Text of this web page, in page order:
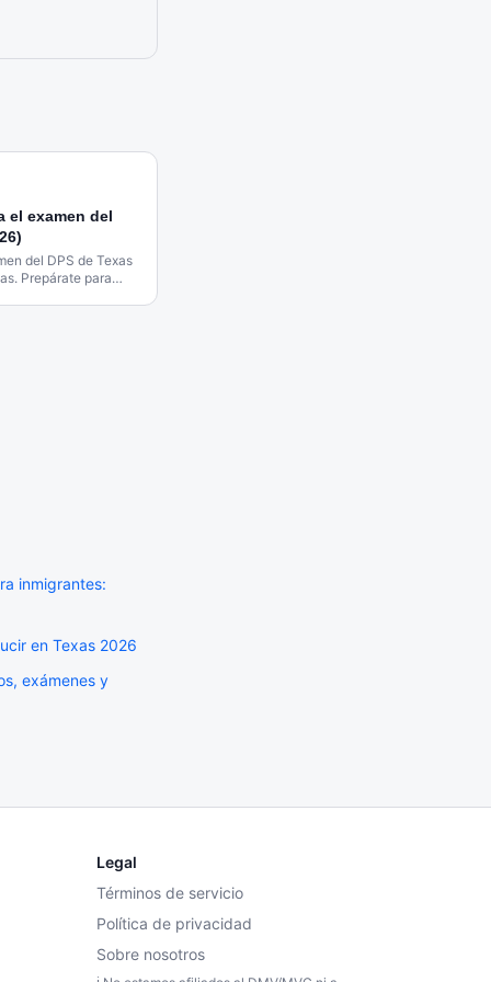
el examen del
del DPS de Texas
Prepárate para
inmigrantes:
en Texas 2026
exámenes y
Legal
Términos de servicio
Política de privacidad
Sobre nosotros